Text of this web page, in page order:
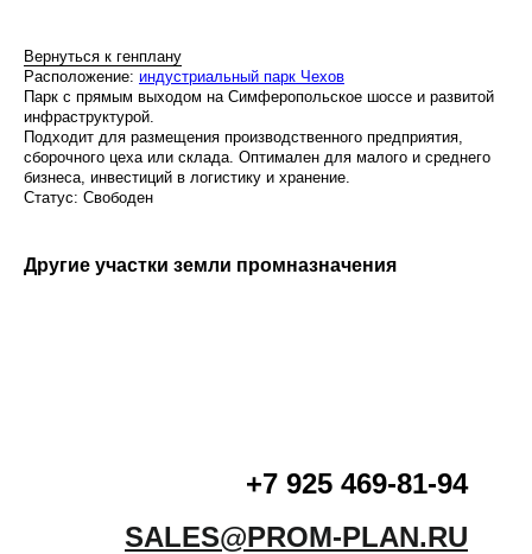
Вернуться к генплану
Расположение: индустриальный парк Чехов
Парк с прямым выходом на Симферопольское шоссе и развитой
инфраструктурой.
Подходит для размещения производственного предприятия,
сборочного цеха или склада. Оптимален для малого и среднего
бизнеса, инвестиций в логистику и хранение.
Статус: Свободен
Другие участки земли промназначения
+7 925 469-81-94
SALES@PROM-PLAN.RU